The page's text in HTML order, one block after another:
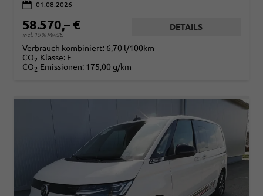
01.08.2026
58.570,– €
incl. 19% MwSt.
DETAILS
Verbrauch kombiniert: 6,70 l/100km
CO2-Klasse: F
CO2-Emissionen: 175,00 g/km